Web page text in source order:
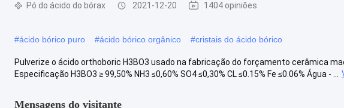
Pó do ácido do bórax 2021-12-20 1404 opiniões
#ácido bórico puro #ácido bórico orgânico #cristais do ácido bórico
Pulverize o ácido orthoboric H3BO3 usado na fabricação do forçamento cerâmica
Especificação H3BO3 ≥ 99,50% NH3 ≤0,60% SO4 ≤0,30% CL ≤0.15% Fe ≤0.06% Água - ...
Mensagens do visitante